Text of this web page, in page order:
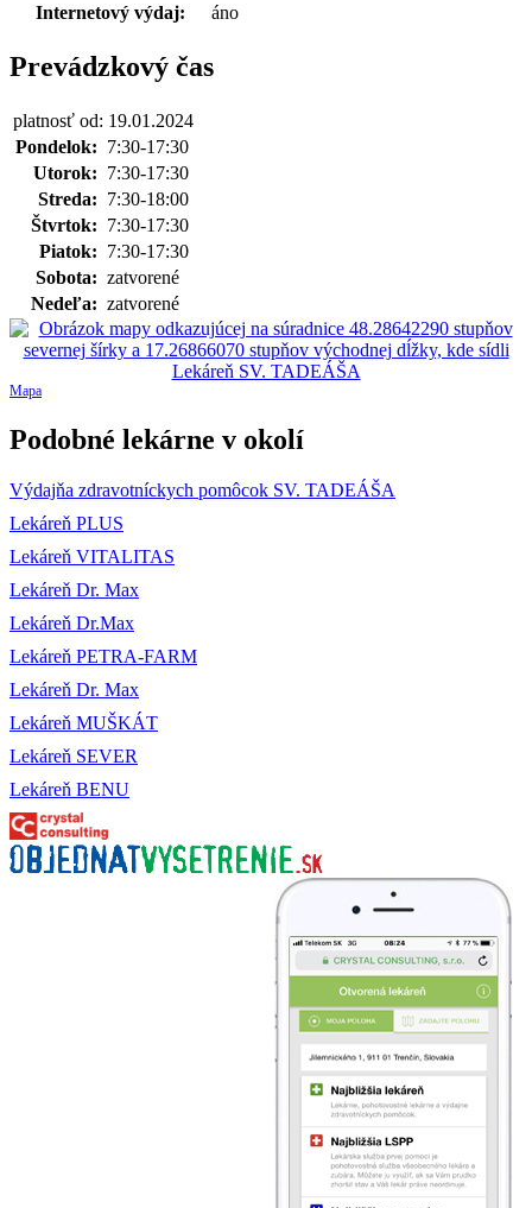
Internetový výdaj:
áno
Prevádzkový čas
platnosť od: 19.01.2024
Pondelok: 7:30-17:30
Utorok: 7:30-17:30
Streda: 7:30-18:00
Štvrtok: 7:30-17:30
Piatok: 7:30-17:30
Sobota: zatvorené
Nedeľa: zatvorené
Mapa
Podobné lekárne v okolí
Výdajňa zdravotníckych pomôcok SV. TADEÁŠA
Lekáreň PLUS
Lekáreň VITALITAS
Lekáreň Dr. Max
Lekáreň Dr.Max
Lekáreň PETRA-FARM
Lekáreň Dr. Max
Lekáreň MUŠKÁT
Lekáreň SEVER
Lekáreň BENU